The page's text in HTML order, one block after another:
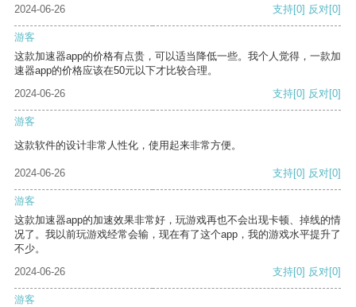
2024-06-26 支持[0] 反对[0]
游客
这款加速器app的价格有点贵，可以适当降低一些。我个人觉得，一款加
速器app的价格应该在50元以下才比较合理。
2024-06-26
支持[0] 反对[0]
游客
这款软件的设计非常人性化，使用起来非常方便。
2024-06-26 支持[0] 反对[0]
游客
这款加速器app的加速效果非常好，玩游戏再也不会出现卡顿、掉线的情
况了。我以前玩游戏经常会输，现在有了这个app，我的游戏水平提升了
不少。
2024-06-26
支持[0] 反对[0]
游客